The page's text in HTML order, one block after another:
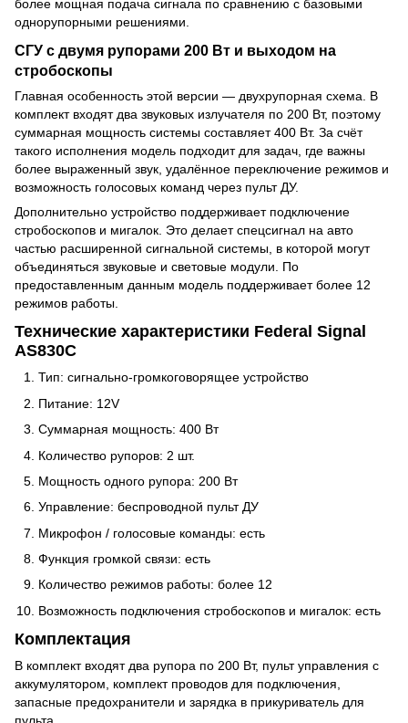
более мощная подача сигнала по сравнению с базовыми
однорупорными решениями.
СГУ с двумя рупорами 200 Вт и выходом на
стробоскопы
Главная особенность этой версии — двухрупорная схема. В
комплект входят два звуковых излучателя по 200 Вт, поэтому
суммарная мощность системы составляет 400 Вт. За счёт
такого исполнения модель подходит для задач, где важны
более выраженный звук, удалённое переключение режимов и
возможность голосовых команд через пульт ДУ.
Дополнительно устройство поддерживает подключение
стробоскопов и мигалок. Это делает спецсигнал на авто
частью расширенной сигнальной системы, в которой могут
объединяться звуковые и световые модули. По
предоставленным данным модель поддерживает более 12
режимов работы.
Технические характеристики Federal Signal
AS830C
Тип: сигнально-громкоговорящее устройство
Питание: 12V
Суммарная мощность: 400 Вт
Количество рупоров: 2 шт.
Мощность одного рупора: 200 Вт
Управление: беспроводной пульт ДУ
Микрофон / голосовые команды: есть
Функция громкой связи: есть
Количество режимов работы: более 12
Возможность подключения стробоскопов и мигалок: есть
Комплектация
В комплект входят два рупора по 200 Вт, пульт управления с
аккумулятором, комплект проводов для подключения,
запасные предохранители и зарядка в прикуриватель для